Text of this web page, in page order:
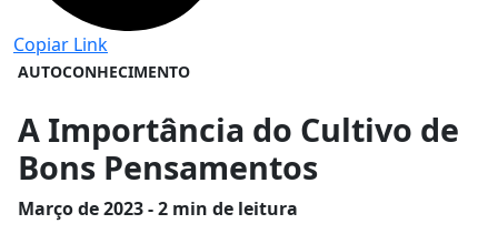
Copiar Link
AUTOCONHECIMENTO
A Importância do Cultivo de
Bons Pensamentos
Marçode 2023 - 2 min de leitura